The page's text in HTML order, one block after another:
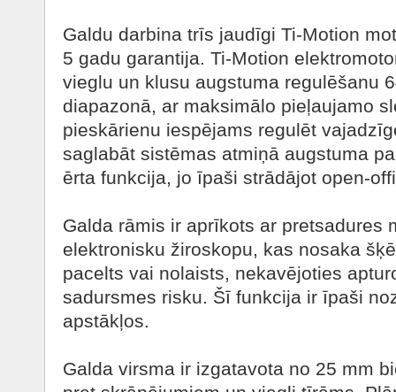
Galdu darbina trīs jaudīgi Ti-Motion
5 gadu garantija. Ti-Motion
vieglu un klusu augstuma regulēšanu
diapazonā, ar maksimālo pieļaujamo
pieskārienu iespējams regulēt
saglabāt sistēmas atmiņā augstuma
ērta funkcija, jo īpaši strādājot open-
Galda rāmis ir aprīkots ar pretsadures
elektronisku žiroskopu, kas nosaka
pacelts vai nolaists, nekavējoties
sadursmes risku. Šī funkcija ir īpaši
apstākļos.
Galda virsma ir izgatavota no 25 mm